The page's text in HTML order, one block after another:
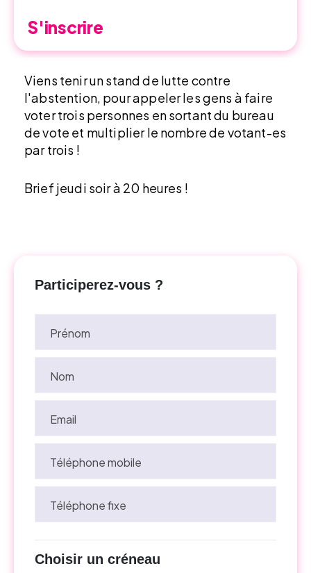
S'inscrire
Viens tenir un stand de lutte contre
l'abstention, pour appeler les gens à faire
voter trois personnes en sortant du bureau
de vote et multiplier le nombre de votant-es
par trois !
Brief jeudi soir à 20 heures !
Participerez-vous ?
Prénom
Nom
Email
Téléphone mobile
Téléphone fixe
Choisir un créneau